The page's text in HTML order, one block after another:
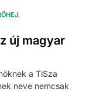
új magyar
a TiSza
neve nemcsak